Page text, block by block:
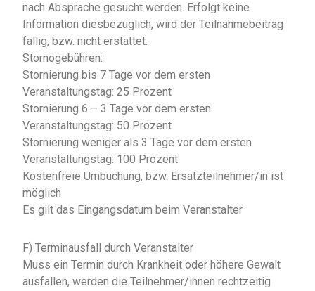
nach Absprache gesucht werden. Erfolgt keine
Information diesbezüglich, wird der Teilnahmebeitrag
fällig, bzw. nicht erstattet.
Stornogebühren:
Stornierung bis 7 Tage vor dem ersten
Veranstaltungstag: 25 Prozent
Stornierung 6 – 3 Tage vor dem ersten
Veranstaltungstag: 50 Prozent
Stornierung weniger als 3 Tage vor dem ersten
Veranstaltungstag: 100 Prozent
Kostenfreie Umbuchung, bzw. Ersatzteilnehmer/in ist
möglich
Es gilt das Eingangsdatum beim Veranstalter
F) Terminausfall durch Veranstalter
Muss ein Termin durch Krankheit oder höhere Gewalt
ausfallen, werden die Teilnehmer/innen rechtzeitig